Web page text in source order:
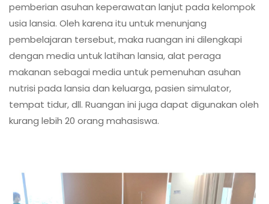
pemberian asuhan keperawatan lanjut pada kelompok
usia lansia. Oleh karena itu untuk menunjang
pembelajaran tersebut, maka ruangan ini dilengkapi
dengan media untuk latihan lansia, alat peraga
makanan sebagai media untuk pemenuhan asuhan
nutrisi pada lansia dan keluarga, pasien simulator,
tempat tidur, dll. Ruangan ini juga dapat digunakan oleh
kurang lebih 20 orang mahasiswa.